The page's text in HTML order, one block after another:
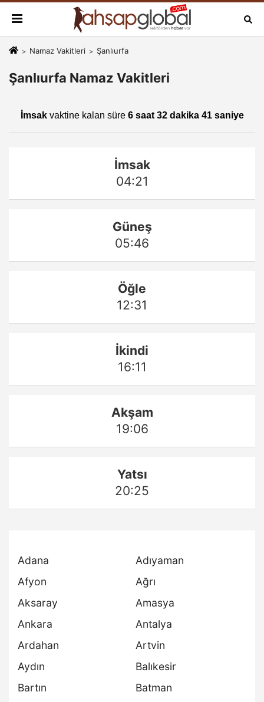
Namaz Vakitleri Şanlıurfa
Şanlıurfa Namaz Vakitleri
İmsakvaktine kalan süre 6 saat 32 dakika 41 saniye
İmsak
04:21
Güneş
05:46
Öğle
12:31
İkindi
16:11
Akşam
19:06
Yatsı
20:25
Adana
Adıyaman
Afyon
Ağrı
Aksaray
Amasya
Ankara
Antalya
Ardahan
Artvin
Aydın
Balıkesir
Bartın
Batman